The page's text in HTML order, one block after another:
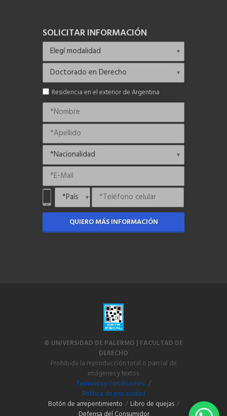
SOLICITAR INFORMACIÓN
Residencia en el exterior de Argentina
QUIERO MÁS INFORMACIÓN
© UNIVERSIDAD DE PALERMO | FACULTAD DE
DERECHO
Prohibida la reproducción total o parcial de
imágenes y textos.
Términos y condiciones. /
Política de privacidad
Botón de arrepentimiento / Libro de quejas /